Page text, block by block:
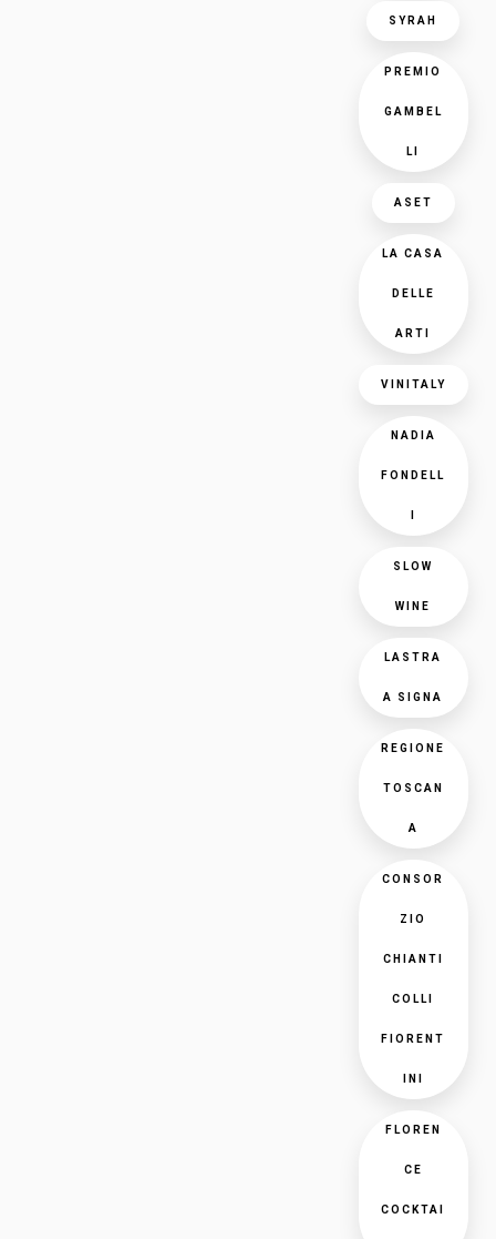
SYRAH
PREMIO
GAMBEL
LI
ASET
LA CASA
DELLE
ARTI
VINITALY
NADIA
FONDELL
SLOW
WINE
LASTRA
A SIGNA
REGIONE
TOSCAN
A
CONSOR
ZIO
CHIANTI
COLLI
FIORENT
INI
FLOREN
CE
COCKTAI